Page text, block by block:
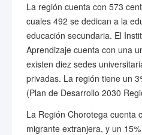
La región cuenta con 573
cuales 492 se dedican a la
educación secundaria. El
Aprendizaje cuenta con una
existen diez sedes
privadas. La región tiene un
(Plan de Desarrollo 2030
La Región Chorotega cuenta
migrante extranjera, y un